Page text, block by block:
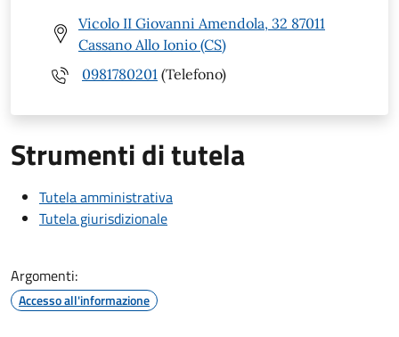
Vicolo II Giovanni Amendola, 32 87011
Cassano Allo Ionio (CS)
0981780201 (Telefono)
Strumenti di tutela
Tutela amministrativa
Tutela giurisdizionale
Argomenti:
Accesso all'informazione